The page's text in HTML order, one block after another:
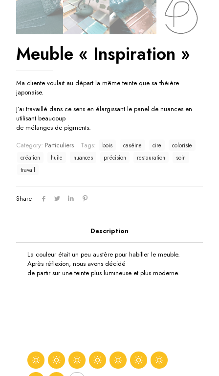
Meuble « Inspiration »
Ma cliente voulait au départ la même teinte que sa théière
japonaise.
J’ai travaillé dans ce sens en élargissant le panel de nuances en
utilisant beaucoup
de mélanges de pigments.
Category: Particuliers Tags: bois caséine cire
coloriste
création
huile nuances précision restauration
soin
travail
Share
Description
La couleur était un peu austère pour habiller le meuble.
Après réflexion, nous avons décidé
de partir sur une teinte plus lumineuse et plus moderne.